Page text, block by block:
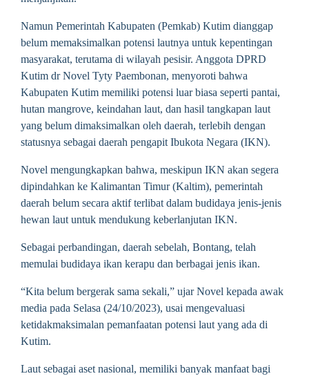
Namun Pemerintah Kabupaten (Pemkab) Kutim dianggap
belum memaksimalkan potensi lautnya untuk kepentingan
masyarakat, terutama di wilayah pesisir. Anggota DPRD
Kutim dr Novel Tyty Paembonan, menyoroti bahwa
Kabupaten Kutim memiliki potensi luar biasa seperti pantai,
hutan mangrove, keindahan laut, dan hasil tangkapan laut
yang belum dimaksimalkan oleh daerah, terlebih dengan
statusnya sebagai daerah pengapit Ibukota Negara (IKN).
Novel mengungkapkan bahwa, meskipun IKN akan segera
dipindahkan ke Kalimantan Timur (Kaltim), pemerintah
daerah belum secara aktif terlibat dalam budidaya jenis-jenis
hewan laut untuk mendukung keberlanjutan IKN.
Sebagai perbandingan, daerah sebelah, Bontang, telah
memulai budidaya ikan kerapu dan berbagai jenis ikan.
“Kita belum bergerak sama sekali,” ujar Novel kepada awak
media pada Selasa (24/10/2023), usai mengevaluasi
ketidakmaksimalan pemanfaatan potensi laut yang ada di
Kutim.
Laut sebagai aset nasional, memiliki banyak manfaat bagi